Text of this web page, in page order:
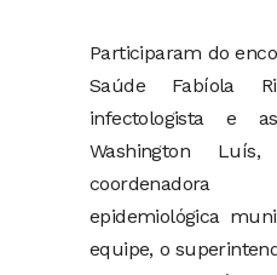
Participaram do
Saúde Fabíola
infectologista e
Washington
epidemiológica
equipe, o